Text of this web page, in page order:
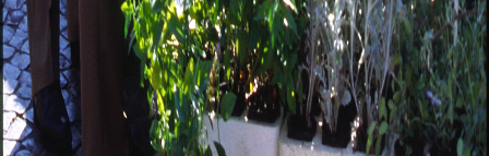
Optionale Ergänzungen prüfen
Je nach Tätigkeit sinnvoll: Dienstrechtsschutz,
Anwartschaft auf spätere Krankenversicherung oder
zusätzliche Altersvorsorge